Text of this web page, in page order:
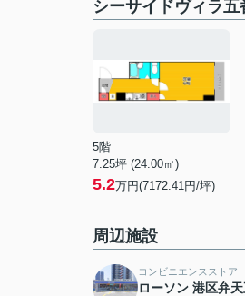
シーサイドヴィラ
5階
7.25坪 (24.00㎡)
5.2万円(7172.41円/坪)
周辺施設
コンビニエンスストア
ローソン 港区弁